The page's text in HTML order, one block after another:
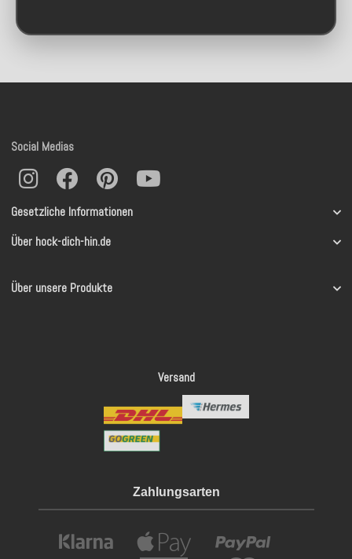
Gesetzliche Informationen
Über hock-dich-hin.de
Über unsere Produkte
Social Medias
Versand
Zahlungsarten